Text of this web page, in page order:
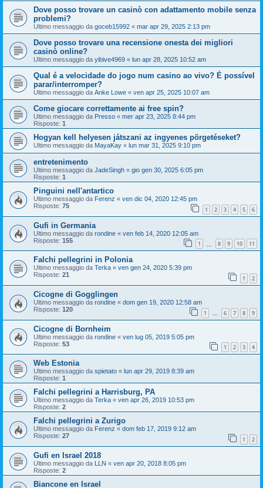
Dove posso trovare un casinò con adattamento mobile senza
problemi?
Ultimo messaggio da goceb15992 « mar apr 29, 2025 2:13 pm
Dove posso trovare una recensione onesta dei migliori
casinò online?
Ultimo messaggio da yibive4969 « lun apr 28, 2025 10:52 am
Qual é a velocidade do jogo num casino ao vivo? É possível
parar/interromper?
Ultimo messaggio da Anke Lowe « ven apr 25, 2025 10:07 am
Come giocare correttamente ai free spin?
Ultimo messaggio da Presso « mer apr 23, 2025 8:44 pm
Risposte: 1
Hogyan kell helyesen játszani az ingyenes pörgetéseket?
Ultimo messaggio da MayaKay « lun mar 31, 2025 9:10 pm
entretenimento
Ultimo messaggio da JadeSingh « gio gen 30, 2025 6:05 pm
Risposte: 1
Pinguini nell'antartico
Ultimo messaggio da Ferenz « ven dic 04, 2020 12:45 pm
Risposte: 75 1 2 3 4 5 6
Gufi in Germania
Ultimo messaggio da rondine « ven feb 14, 2020 12:05 am
Risposte: 155 1 8 9 10 11
Falchi pellegrini in Polonia
Ultimo messaggio da Terka « ven gen 24, 2020 5:39 pm
Risposte: 21 1 2
Cicogne di Gogglingen
Ultimo messaggio da rondine « dom gen 19, 2020 12:58 am
Risposte: 120 1 … 6 7 8 9
Cicogne di Bornheim
Ultimo messaggio da rondine « ven lug 05, 2019 5:05 pm
Risposte: 53 1 2 3 4
Web Estonia
Ultimo messaggio da spietato « lun apr 29, 2019 8:39 am
Risposte: 1
Falchi pellegrini a Harrisburg, PA
Ultimo messaggio da Terka « ven apr 26, 2019 10:53 pm
Risposte: 2
Falchi pellegrini a Zurigo
Ultimo messaggio da Ferenz « dom feb 17, 2019 9:12 am
Risposte: 27 1 2
Gufi en Israel 2018
Ultimo messaggio da LLN « ven apr 20, 2018 8:05 pm
Risposte: 2
Biancone en Israel